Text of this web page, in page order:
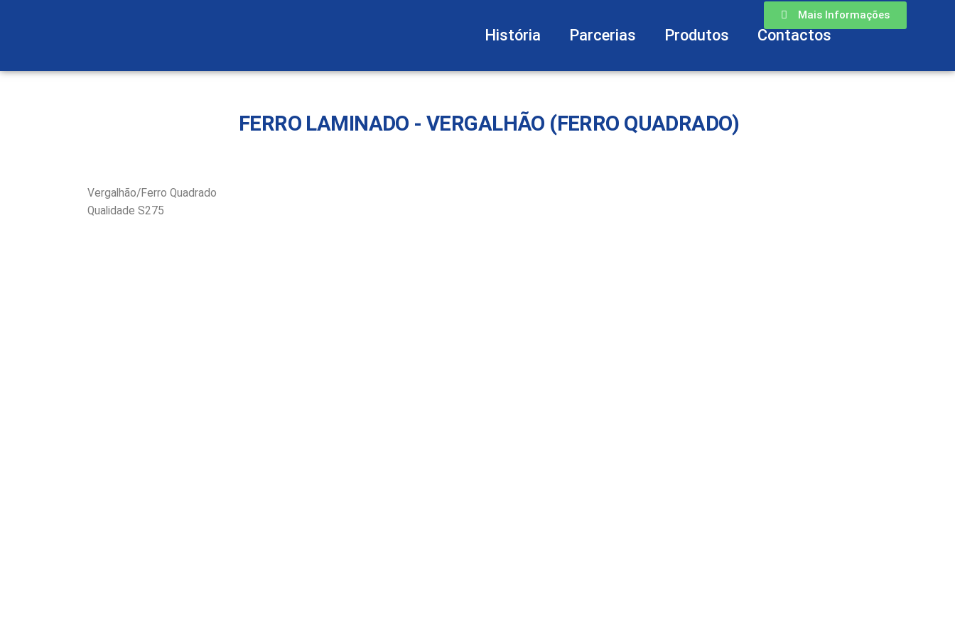
História Parcerias Produtos Contactos
FERRO LAMINADO - VERGALHÃO (FERRO QUADRADO)
Vergalhão/Ferro Quadrado
Qualidade S275
Mais Informações